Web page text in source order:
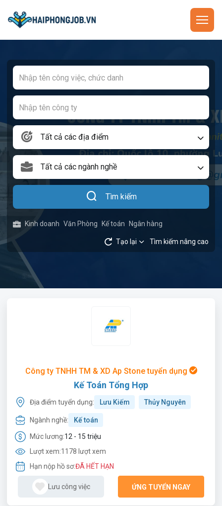
Tất cả các địa điểm
Tất cả các ngành nghề
Tìm kiếm
Kinh doanh Văn Phòng Kế toán Ngân hàng
Tạo lại Tìm kiếm nâng cao
Công ty TNHH TM & XD Ap Stone tuyển dụng
Kế Toán Tổng Hợp
Địa điểm tuyển dụng: Lưu Kiếm Thủy Nguyên
Ngành nghề: Kế toán
Mức lương:12 - 15 triệu
Lượt xem:1178 lượt xem
Hạn nộp hồ sơ:ĐÃ HẾT HẠN
Lưu công việc ỨNG TUYỂN NGAY